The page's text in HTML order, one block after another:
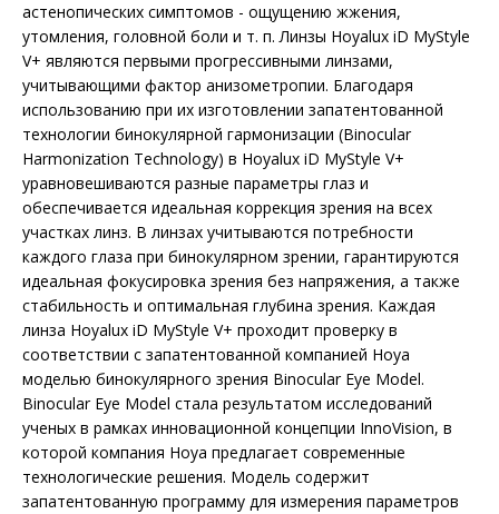
астенопических симптомов - ощущению жжения,
утомления, головной боли и т. п. Линзы Hoyalux iD MyStyle
V+ являются первыми прогрессивными линзами,
учитывающими фактор анизометропии. Благодаря
использованию при их изготовлении запатентованной
технологии бинокулярной гармонизации (Binocular
Harmonization Technology) в Hoyalux iD MyStyle V+
уравновешиваются разные параметры глаз и
обеспечивается идеальная коррекция зрения на всех
участках линз. В линзах учитываются потребности
каждого глаза при бинокулярном зрении, гарантируются
идеальная фокусировка зрения без напряжения, а также
стабильность и оптимальная глубина зрения. Каждая
линза Hoyalux iD MyStyle V+ проходит проверку в
соответствии с запатентованной компанией Hoya
моделью бинокулярного зрения Binocular Eye Model.
Binocular Eye Model стала результатом исследований
ученых в рамках инновационной концепции InnoVision, в
которой компания Hoya предлагает современные
технологические решения. Модель содержит
запатентованную программу для измерения параметров